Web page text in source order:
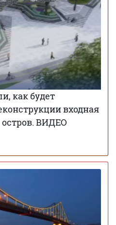
как будет
входная
остров. ВИДЕО